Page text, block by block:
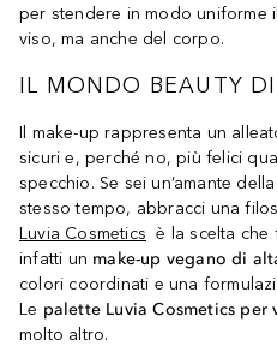
per stendere in modo uniforme
viso, ma anche del corpo.
IL MONDO BEAUTY
Il make-up rappresenta un
sicuri e, perché no, più felici
specchio. Se sei un’amante
stesso tempo, abbracci una
Luvia Cosmetics è la scelta
infatti un make-up vegano di
colori coordinati e una
Le palette Luvia Cosmetics per
molto altro.